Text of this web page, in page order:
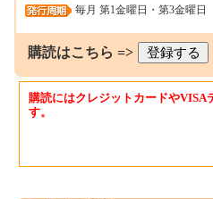
毎月 第1金曜日・第3金曜日
購読はこちら =>
購読にはクレジットカードやVISA
す。